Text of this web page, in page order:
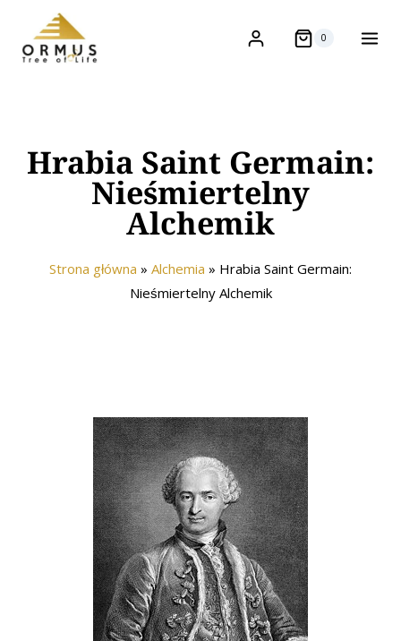
0
Hrabia Saint Germain:
Nieśmiertelny
Alchemik
Strona główna » Alchemia » Hrabia Saint Germain:
Nieśmiertelny Alchemik